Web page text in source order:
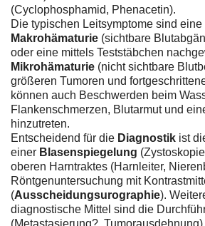
(Cyclophosphamid, Phenacetin).
Die typischen Leitsymptome sind eine
Makrohämaturie (sichtbare
oder eine mittels Teststäbchen
Mikrohämaturie (nicht sichtbare
größeren Tumoren und
können auch Beschwerden beim
Flankenschmerzen, Blutarmut und
hinzutreten.
Entscheidend für die Diagnostik ist
einer Blasenspiegelung
oberen Harntraktes (Harnleiter,
Röntgenuntersuchung mit
(Ausscheidungsurographie).
diagnostische Mittel sind die
(Metastasierung?,